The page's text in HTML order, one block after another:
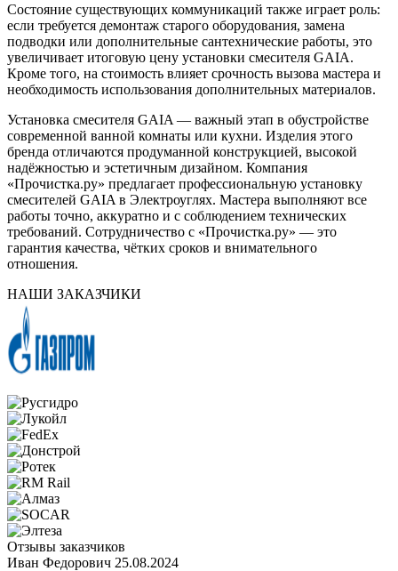
Состояние существующих коммуникаций также играет роль:
если требуется демонтаж старого оборудования, замена
подводки или дополнительные сантехнические работы, это
увеличивает итоговую цену установки смесителя GAIA.
Кроме того, на стоимость влияет срочность вызова мастера и
необходимость использования дополнительных материалов.
Установка смесителя GAIA — важный этап в обустройстве
современной ванной комнаты или кухни. Изделия этого
бренда отличаются продуманной конструкцией, высокой
надёжностью и эстетичным дизайном. Компания
«Прочистка.ру» предлагает профессиональную установку
смесителей GAIA в Электроуглях. Мастера выполняют все
работы точно, аккуратно и с соблюдением технических
требований. Сотрудничество с «Прочистка.ру» — это
гарантия качества, чётких сроков и внимательного
отношения.
НАШИ ЗАКАЗЧИКИ
Отзывы заказчиков
Иван Федорович 25.08.2024